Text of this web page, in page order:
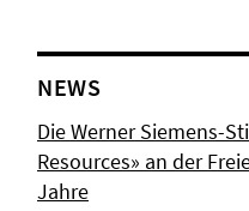
NEWS
Die Werner Siemens-
Resources» an der
Jahre